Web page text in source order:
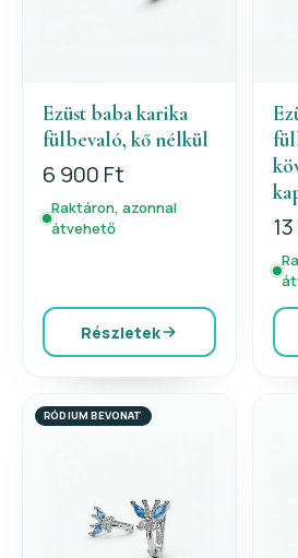
Ezüst baba karika
fülbevaló, kő nélkül
6 900 Ft
Raktáron, azonnal
átvehető
Részletek
RÓDIUM BEVONAT